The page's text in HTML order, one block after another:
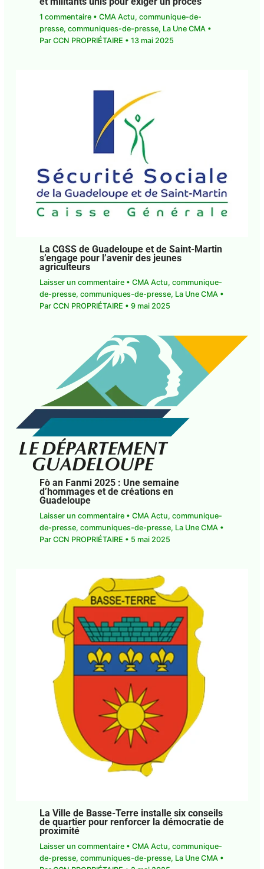
1 commentaire •CMA Actu,communique-de-
presse,communiques-de-presse,La Une CMA
ParCCN PROPRIÉTAIRE•13 mai 2025
agriculteurs
Laisser un commentaire CMA Actu
communique-de-presse
communiques-de-
presse
• Par CCN PROPRIÉTAIRE•9
mai 2025
Fò an Fanmi 2025 : Une semaine
d’hommages et de créations en
Guadeloupe
Laisser un commentaire
communique-de-presse ,communiques-de-
presse,La Une CMA• ParCCN PROPRIÉTAIRE•5
mai 2025
La Ville de Basse-Terre installe six
conseils de quartier pour renforcer la
démocratie de proximité
communique-de-presse
communiques-de-
presse,La Une CMA• Par CCN PROPRIÉTAIRE•2
E-mail*